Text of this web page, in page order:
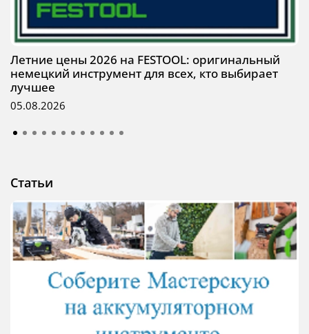
Летние цены 2026 на FESTOOL: оригинальный
немецкий инструмент для всех, кто выбирает
лучшее
05.08.2026
Статьи